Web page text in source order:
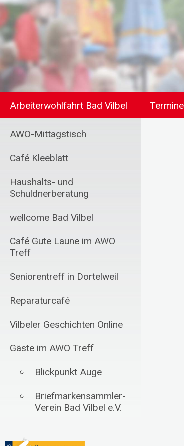
Arbeiterwohlfahrt Bad Vilbel Termine
AWO-Mittagstisch
Café Kleeblatt
Haushalts- und
Schuldnerberatung
wellcome Bad Vilbel
Café Gute Laune im AWO
Treff
Seniorentreff in Dortelweil
Reparaturcafé
Vilbeler Geschichten Online
Gäste im AWO Treff
Blickpunkt Auge
Briefmarkensammler-
Verein Bad Vilbel e.V.
Vilbel 1985 e.V.